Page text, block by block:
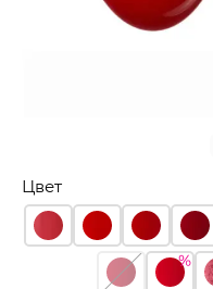
Цвет